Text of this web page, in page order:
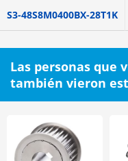
S3-48S8M0400BX-28T1K
Las personas que
también vieron